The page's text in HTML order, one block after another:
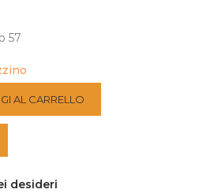
57
AL CARRELLO
desideri